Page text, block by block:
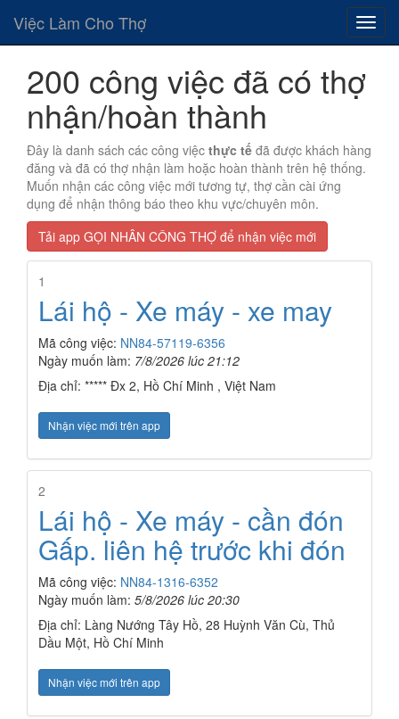
Việc Làm Cho Thợ
200 công việc đã có thợ
nhận/hoàn thành
Đây là danh sách các công việc thực tế đã được khách hàng
đăng và đã có thợ nhận làm hoặc hoàn thành trên hệ thống.
Muốn nhận các công việc mới tương tự, thợ cần cài ứng
dụng để nhận thông báo theo khu vực/chuyên môn.
Tải app GỌI NHÂN CÔNG THỢ để nhận việc mới
1
Lái hộ - Xe máy - xe may
Mã công việc: NN84-57119-6356
Ngày muốn làm: 7/8/2026 lúc 21:12
Địa chỉ: ***** Đx 2, Hồ Chí Minh , Việt Nam
Nhận việc mới trên app
2
Lái hộ - Xe máy - cần đón
Gấp. liên hệ trước khi đón
Mã công việc: NN84-1316-6352
Ngày muốn làm: 5/8/2026 lúc 20:30
Địa chỉ: Làng Nướng Tây Hồ, 28 Huỳnh Văn Cù, Thủ
Dầu Một, Hồ Chí Minh
Nhận việc mới trên app